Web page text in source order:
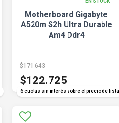
EN STOCK
Motherboard Gigabyte
A520m S2h Ultra Durable
Am4 Ddr4
6 cuotas sin interés sobre el precio de lista
$171.643
$122.725